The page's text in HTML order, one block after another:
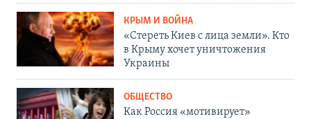
КРЫМ И ВОЙНА
«Стереть Киев с лица земли». Кто
в Крыму хочет уничтожения
Украины
ОБЩЕСТВО
Как Россия «мотивирует»